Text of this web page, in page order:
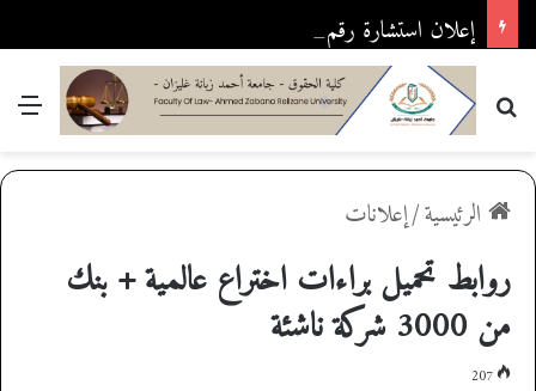
إعلان استشارة رقم 2026/03
بحث عن
الرئيسية/إعلانات
روابط تحميل براءات اختراع عالمية + بنك
من 3000 شركة ناشئة
207